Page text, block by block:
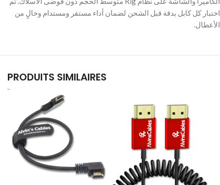
اختبار كل كابل بدقة قبل الشحن لضمان أداء مستقر ومستدام وخالٍ من
الأعطال.
PRODUITS SIMILAIRES